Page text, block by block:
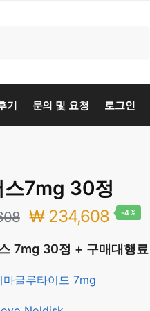
기 문의 및 요청 로그인
스7mg 30정
원
래
₩234,608현
재
-4%
7mg 30정 + 구매대행료
마글루타이드 7mg